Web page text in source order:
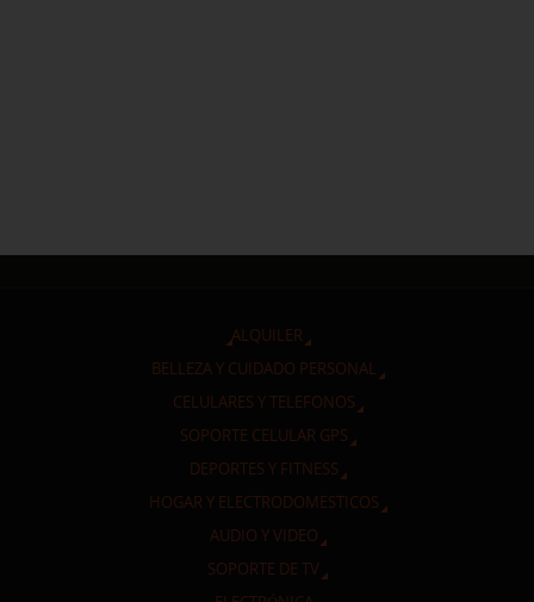
ALQUILER
BELLEZA Y CUIDADO PERSONAL
CELULARES Y TELEFONOS
SOPORTE CELULAR GPS
DEPORTES Y FITNESS
HOGAR Y ELECTRODOMESTICOS
AUDIO Y VIDEO
SOPORTE DE TV